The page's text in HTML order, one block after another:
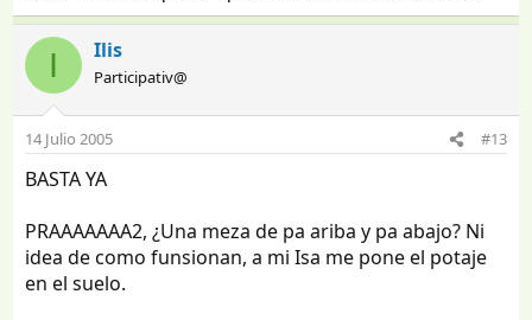
I Ilis
Participativ@
14 Julio 2005 #13
BASTA YA
PRAAAAAAA2, ¿Una meza de pa ariba y pa abajo? Ni
idea de como funsionan, a mi Isa me pone el potaje
en el suelo.